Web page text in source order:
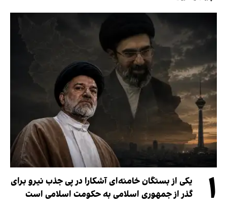
۱
یکی از بستگان خامنه‌ای آشکارا در پی جذب نیرو برای
گذر از جمهوری اسلامی به حکومت اسلامی است